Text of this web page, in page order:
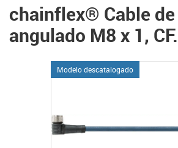
chainflex® Cable
angulado M8 x 1,
Modelo descatalogado